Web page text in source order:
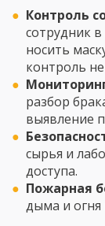
Контроль
сотрудник
носить
контроль
разбор
выявление
сырья и
доступа.
Пожарная
дыма и огня